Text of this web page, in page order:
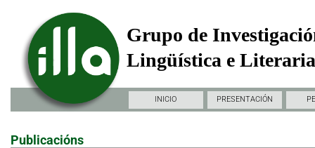
Grupo de
Lingüística e
INICIO PRESENTACIÓN
Publicacións